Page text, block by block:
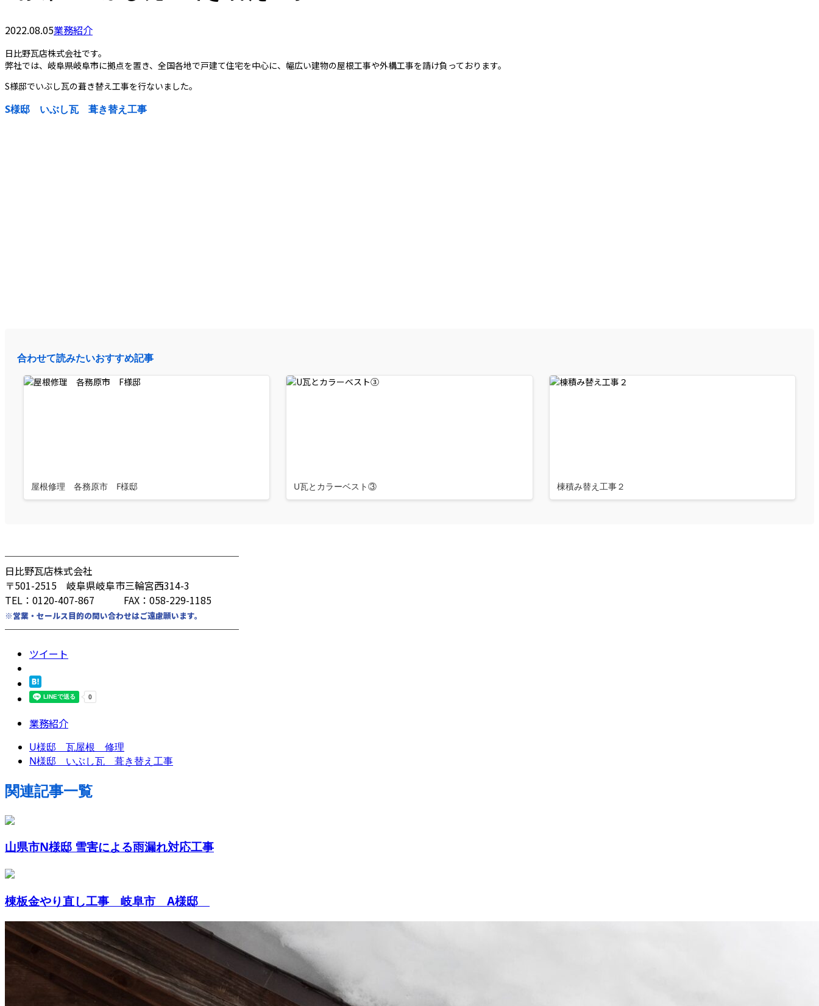
2022.08.05業務紹介
日比野瓦店株式会社です。
弊社では、岐阜県岐阜市に拠点を置き、全国各地で戸建て住宅を中心に、幅広い建物の屋根工事や外構工事を請け負っております。
S様邸でいぶし瓦の葺き替え工事を行ないました。
S様邸 いぶし瓦 葺き替え工事
合わせて読みたいおすすめ記事
屋根修理 各務原市 F様邸 U瓦とカラーベスト③ 棟積み替え工事２
────────────────────────
日比野瓦店株式会社
〒501-2515 岐阜県岐阜市三輪宮西314-3
TEL：0120-407-867 FAX：058-229-1185
※営業・セールス目的の問い合わせはご遠慮願います。
────────────────────────
ツイート
業務紹介
U様邸 瓦屋根 修理
N様邸 いぶし瓦 葺き替え工事
関連記事一覧
山県市N様邸 雪害による雨漏れ対応工事
棟板金やり直し工事 岐阜市 A様邸